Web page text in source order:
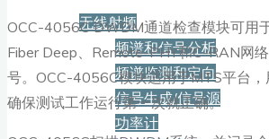
无线射频
频谱和信号分析
频谱监测和定向
信号生成/信号源
功率计
OCC-4056C DWDM通道检查模块可用
Fiber Deep、Remote-PHY和C-RAN网
号。OCC-4056C模块适用于MTS平台，
确保测试工作运行第一次就正确。